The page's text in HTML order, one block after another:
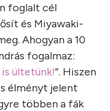
foglalt cél
és Miyawaki-
Ahogyan a 10
fogalmaz:
ültetünk!”. Hiszen
élményt jelent
többen a fák